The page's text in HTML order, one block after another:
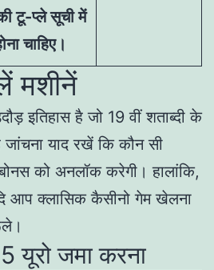
टू-प्ले सूची में
चाहिए।
मशीनें
इतिहास है जो 19 वीं शताब्दी के
याद रखें कि कौन सी
को अनलॉक करेगी। हालांकि,
आप क्लासिक कैसीनो गेम खेलना
जमा करना